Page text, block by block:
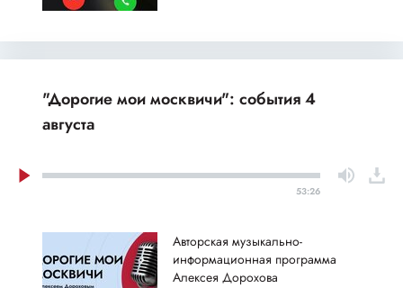
"Дорогие мои москвичи": события 4
августа
53:26
Авторская музыкально-
информационная программа
Алексея Дорохова